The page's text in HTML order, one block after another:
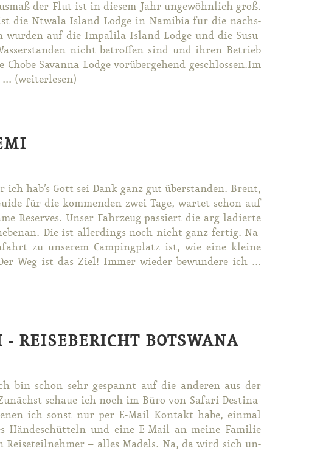
der Flut ist in die­sem Jahr un­ge­wöhn­lich groß.
die Nt­wa­la Is­land Lodge in Na­mi­bia für die nächs­
wur­den auf die Im­pa­li­la Is­land Lodge und die Susu­
nicht be­trof­fen sind und ih­ren Be­trieb
Sa­van­na Lodge vor­über­ge­hend ge­schlos­sen.Im
(wei­ter­le­sen)
hab’s Gott sei Dank ganz gut über­stan­den. Brent,
für die kom­men­den zwei Ta­ge, war­tet schon auf
Re­ser­ves. Un­ser Fahr­zeug pas­siert die arg lä­dier­te
Die ist al­ler­dings noch nicht ganz fer­tig. Na­
zu un­se­rem Cam­ping­platz ist, wie ei­ne klei­ne
Weg ist das Ziel! Im­mer wie­der be­wun­de­re ich ...
REISEBERICHT BOTSWANA
schon sehr ge­spannt auf die an­de­ren aus der
schaue ich noch im Bü­ro von Sa­fa­ri De­sti­na­
ich sonst nur per E-Mail Kon­takt ha­be, ein­mal
und ei­ne E-Mail an mei­ne Fa­mi­lie
Rei­se­teil­neh­mer – al­les Mä­dels. Na, da wird sich un­